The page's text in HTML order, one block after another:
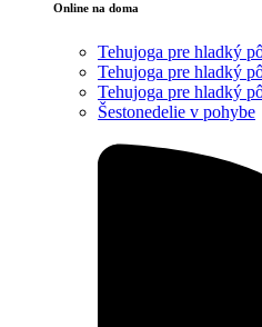
Online na doma
Tehujoga pre hladký
Tehujoga pre hladký
Tehujoga pre hladký
Šestonedelie v pohybe